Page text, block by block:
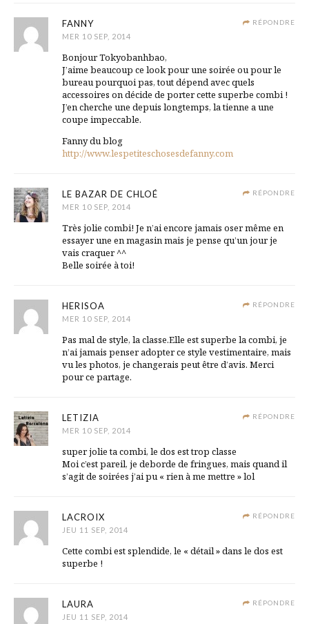
RÉPONDRE
FANNY
MER 10 SEP, 2014
Bonjour Tokyobanhbao,
J’aime beaucoup ce look pour une soirée ou pour le
bureau pourquoi pas, tout dépend avec quels
accessoires on décide de porter cette superbe combi !
J’en cherche une depuis longtemps, la tienne a une
coupe impeccable.
Fanny du blog
http://www.lespetiteschosesdefanny.com
RÉPONDRE
LE BAZAR DE CHLOÉ
MER 10 SEP, 2014
Très jolie combi! Je n’ai encore jamais oser même en
essayer une en magasin mais je pense qu’un jour je
vais craquer ^^
Belle soirée à toi!
RÉPONDRE
HERISOA
MER 10 SEP, 2014
Pas mal de style, la classe.Elle est superbe la combi, je
n’ai jamais penser adopter ce style vestimentaire, mais
vu les photos, je changerais peut être d’avis. Merci
pour ce partage.
RÉPONDRE
LETIZIA
MER 10 SEP, 2014
super jolie ta combi, le dos est trop classe
Moi c’est pareil, je deborde de fringues, mais quand il
s’agit de soirées j’ai pu « rien à me mettre » lol
RÉPONDRE
LACROIX
JEU 11 SEP, 2014
Cette combi est splendide, le « détail » dans le dos est
superbe !
RÉPONDRE
LAURA
JEU 11 SEP, 2014